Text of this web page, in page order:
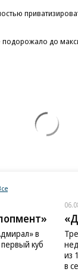
подорожало до
в
куб
из
в